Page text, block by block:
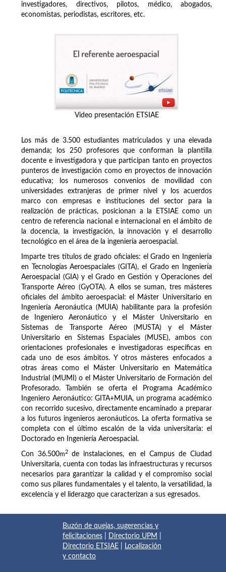
investigadores, directivos, pilotos, médico, abogados,
economistas, periodistas, escritores, etc.
Vídeo presentación ETSIAE
Los más de 3.500 estudiantes matriculados y una elevada
demanda; los 250 profesores que conforman la plantilla
docente e investigadora y que participan tanto en proyectos
punteros de investigación como en proyectos de innovación
educativa; los numerosos convenios de movilidad con
universidades extranjeras de primer nivel y los acuerdos
marco con empresas e instituciones del sector para la
realización de prácticas, posicionan a la ETSIAE como un
centro de referencia nacional e internacional en el ámbito de
la docencia, la investigación, la innovación y el desarrollo
tecnológico en el área de la ingeniería aeroespacial.
Imparte tres títulos de grado oficiales: el Grado en Ingeniería
en Tecnologías Aeroespaciales (GITA), el Grado en Ingeniería
Aeroespacial (GIA) y el Grado en Gestión y Operaciones del
Transporte Aéreo (GyOTA). A ellos se suman, tres másteres
oficiales del ámbito aeroespacial: el Máster Universitario en
Ingeniería Aeronáutica (MUIA) habilitante para la profesión
de Ingeniero Aeronáutico y el Máster Universitario en
Sistemas de Transporte Aéreo (MUSTA) y el Máster
Universitario en Sistemas Espaciales (MUSE), ambos con
orientaciones profesionales e investigadoras específicas en
cada uno de esos ámbitos. Y otros másteres enfocados a
otras áreas como el Máster Universitario en Matemática
Industrial (MUMI) o el Máster Universitario de Formación del
Profesorado. También se oferta el Programa Académico
Ingeniero Aeronáutico: GITA+MUIA, un programa académico
con recorrido sucesivo, directamente encaminado a preparar
a los futuros ingenieros aeronáuticos. La oferta formativa se
completa con el último escalón de la vida universitaria: el
Doctorado en Ingeniería Aeroespacial.
Con 36.500m2
de instalaciones, en el Campus de Ciudad
Universitaria, cuenta con todas las infraestructuras y recursos
necesarios para garantizar la calidad y el compromiso social
como sus pilares fundamentales y el talento, la versatilidad, la
excelencia y el liderazgo que caracterizan a sus egresados.
Buzón de quejas, sugerencias y
felicitaciones
Directorio UPM
Directorio ETSIAE
Localización
y contacto